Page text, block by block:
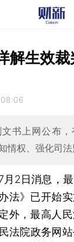
解生效
书上网公布
情权、强化司
2日消息，最
法》已开始
外，最高人
法院政务网